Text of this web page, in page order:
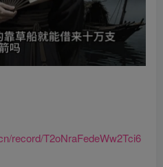
record/T2oNraFedeWw2Tci6